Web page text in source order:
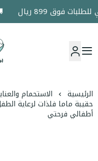
فوق 899 ريال
الرئيسية الاستحمام
حقيبة ماما فلذات لرعاية
أطفالي فرحتي